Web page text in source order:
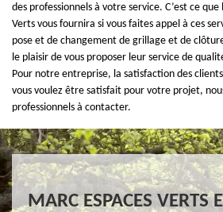
des professionnels à votre service. C’est ce
Verts vous fournira si vous faites appel à ces
pose et de changement de grillage et de
le plaisir de vous proposer leur service de
Pour notre entreprise, la satisfaction des
vous voulez être satisfait pour votre projet,
professionnels à contacter.
MARC ESPACES VERTS